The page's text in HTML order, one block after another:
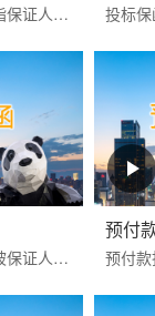
电子保函‌‌电子保函是指保证人以使用‌CA证书进行电子签名的数据电文为介质，通过计算机网络向受益人开立的具有法律效力的担保凭证‌。目前更多是银行投标电子保函。电子...
履约保函是担保人应被保证人申请向工程承包项目中的业主或商品买卖中的买方出具的，保证被保证人严格按照合同约定全面和实际地履行其合同责任和义务的一种保函。
预付